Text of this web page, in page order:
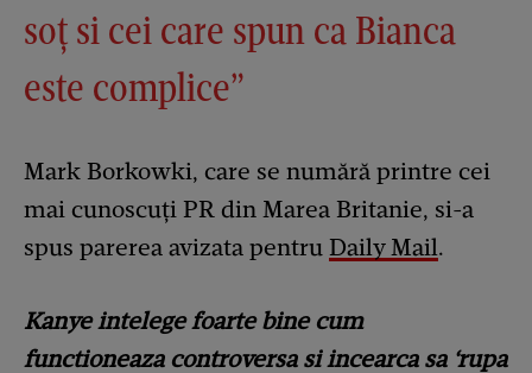
soț si cei care spun ca Bianca
este complice”
Mark Borkowki, care se numără printre cei
mai cunoscuți PR din Marea Britanie, si-a
spus parerea avizata pentru Daily Mail.
Kanye intelege foarte bine cum
functioneaza controversa si incearca sa ‘rupa